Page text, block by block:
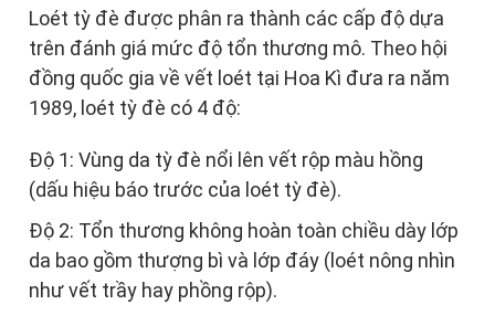
Loét tỳ đè được phân ra thành các cấp độ dựa
trên đánh giá mức độ tổn thương mô. Theo hội
đồng quốc gia về vết loét tại Hoa Kì đưa ra năm
1989, loét tỳ đè có 4 độ:
Độ 1: Vùng da tỳ đè nổi lên vết rộp màu hồng
(dấu hiệu báo trước của loét tỳ đè).
Độ 2: Tổn thương không hoàn toàn chiều dày lớp
da bao gồm thượng bì và lớp đáy (loét nông nhìn
như vết trầy hay phồng rộp).